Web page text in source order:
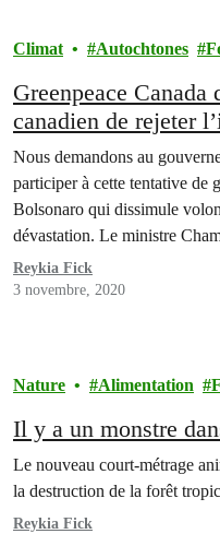
Climat Autochtones
Greenpeace Canada
canadien de rejeter
greenwashing en
Nous demandons au
participer à cette tentative de
Bolsonaro qui dissimule
dévastation. Le ministre
démantèlement des mesures
manque de respect des droits
Reykia Fick
3 novembre, 2020
Nature Alimentation
Il y a un monstre
Le nouveau court-métrage
la destruction de la forêt
Reykia Fick